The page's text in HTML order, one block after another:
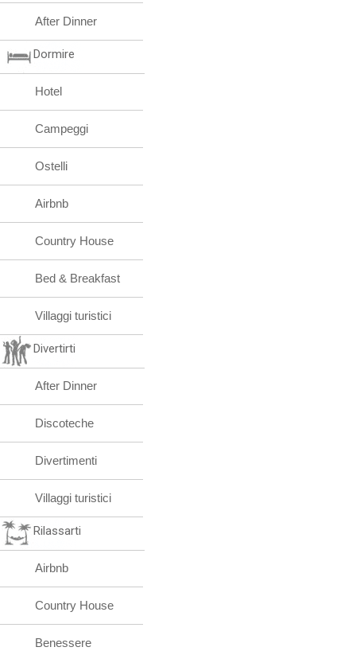
After Dinner
Dormire
Hotel
Campeggi
Ostelli
Airbnb
Country House
Bed & Breakfast
Villaggi turistici
Divertirti
After Dinner
Discoteche
Divertimenti
Villaggi turistici
Rilassarti
Airbnb
Country House
Benessere